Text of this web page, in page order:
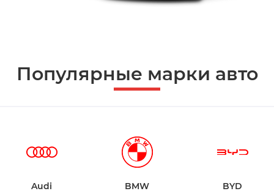
Популярные марки авто
Audi BMW BYD